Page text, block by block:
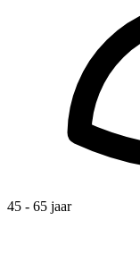
45 - 65 jaar